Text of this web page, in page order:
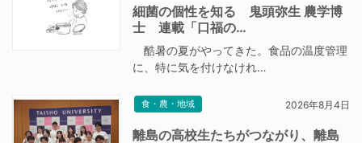
細菌の個性を知る 鬼頭弥生 農学博
士 連載「口福の…
酷暑の夏がやってきた。食品の温度管理
に、特に気を付けなけれ…
食・農・地域 2026年8月4日
離島の高校生たちがつながり、離島